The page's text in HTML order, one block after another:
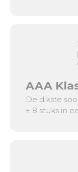
AAA
De dikste
± 8 stuks in